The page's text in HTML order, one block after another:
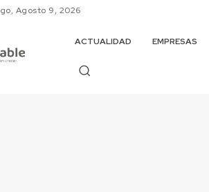
Agosto 9, 2026
ACTUALIDAD EMPRESAS